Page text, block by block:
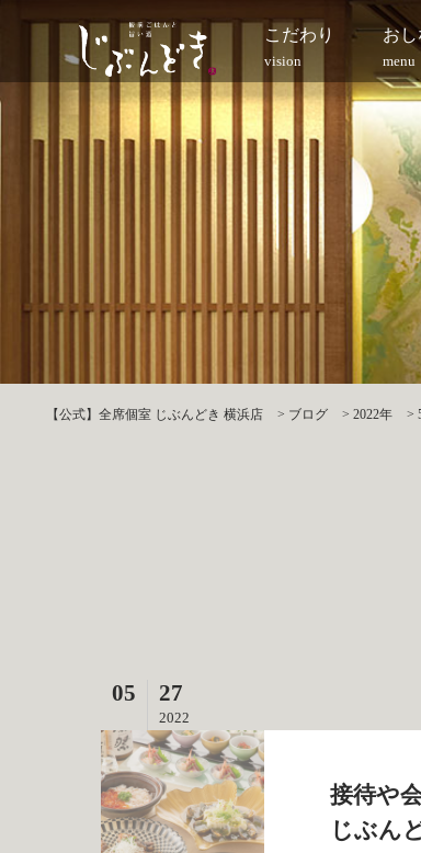
こだわり
vision
お
menu
【公式】全席個室 じぶんどき 横浜店 > ブログ > 2022年 >
05 27
2022
接待や
じぶん